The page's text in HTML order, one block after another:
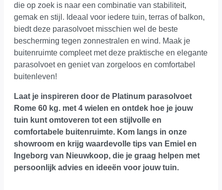
die op zoek is naar een combinatie van stabiliteit,
gemak en stijl. Ideaal voor iedere tuin, terras of balkon,
biedt deze parasolvoet misschien wel de beste
bescherming tegen zonnestralen en wind. Maak je
buitenruimte compleet met deze praktische en elegante
parasolvoet en geniet van zorgeloos en comfortabel
buitenleven!
Laat je inspireren door de Platinum parasolvoet
Rome 60 kg. met 4 wielen en ontdek hoe je jouw
tuin kunt omtoveren tot een stijlvolle en
comfortabele buitenruimte. Kom langs in onze
showroom en krijg waardevolle tips van Emiel en
Ingeborg van Nieuwkoop, die je graag helpen met
persoonlijk advies en ideeën voor jouw tuin.